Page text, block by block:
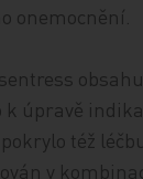
onemocnění.
úpravě
též
v